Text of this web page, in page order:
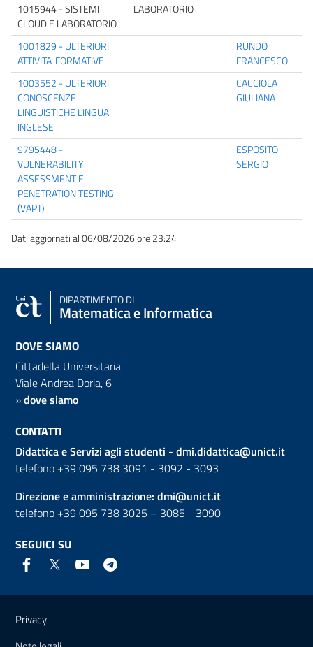
1015944 - SISTEMI
CLOUD E LABORATORIO
LABORATORIO
1001829 - ULTERIORI
ATTIVITA' FORMATIVE
RUNDO
FRANCESCO
1003552 - ULTERIORI
CONOSCENZE
LINGUISTICHE LINGUA
INGLESE
CACCIOLA
GIULIANA
9795448 -
VULNERABILITY
ASSESSMENT E
PENETRATION TESTING
(VAPT)
ESPOSITO
SERGIO
Dati aggiornati al 06/08/2026 ore 23:24
DIPARTIMENTO DI
Matematica e Informatica
DOVE SIAMO
Cittadella Universitaria
Viale Andrea Doria, 6
»dove siamo
CONTATTI
Didattica e Servizi agli studenti - dmi.didattica@unict.it
telefono +39 095 738 3091 - 3092 - 3093
Direzione e amministrazione: dmi@unict.it
telefono +39 095 738 3025 – 3085 - 3090
SEGUICI SU
Link e informazioni utili
Privacy